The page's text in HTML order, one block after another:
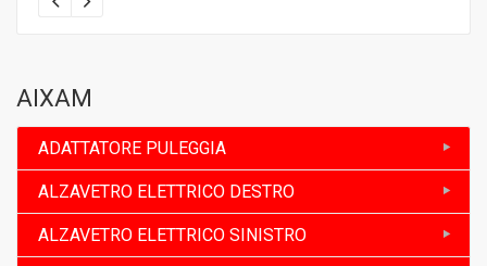
AIXAM
ADATTATORE PULEGGIA
ALZAVETRO ELETTRICO DESTRO
ALZAVETRO ELETTRICO SINISTRO